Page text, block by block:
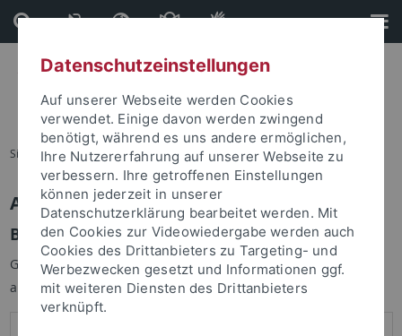
Direkt
zum
Inhalt
Direkt
zur
Fußleiste
Sie sind hier: Startseite
Anmelden
Benutzeranmeldung
Geben Sie Ihren Benutzernamen und Ihr Passwort an um sich
anzumelden:
Datenschutzeinstellungen
Auf unserer Webseite werden Cookies
verwendet. Einige davon werden zwingend
benötigt, während es uns andere ermöglichen,
Ihre Nutzererfahrung auf unserer Webseite zu
verbessern. Ihre getroffenen Einstellungen
können jederzeit in unserer
Datenschutzerklärung bearbeitet werden. Mit
den Cookies zur Videowiedergabe werden auch
Cookies des Drittanbieters zu Targeting- und
Werbezwecken gesetzt und Informationen ggf.
mit weiteren Diensten des Drittanbieters
verknüpft.